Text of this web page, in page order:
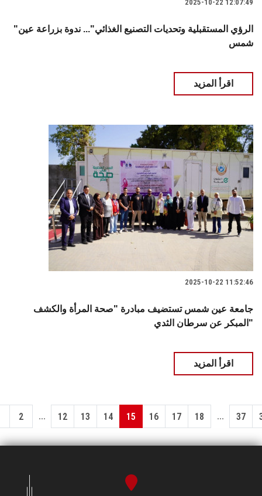
2025-10-22 12:07:49
"الرؤي المستقبلية وتحديات التصنيع الغذائي"... ندوة بزراعة عين
شمس
اقرأ المزيد
2025-10-22 11:52:46
جامعة عين شمس تستضيف مبادرة "صحة المرأة والكشف
المبكر عن سرطان الثدي"
اقرأ المزيد
2 ... 12 13 14 15 16 17 18 ... 37